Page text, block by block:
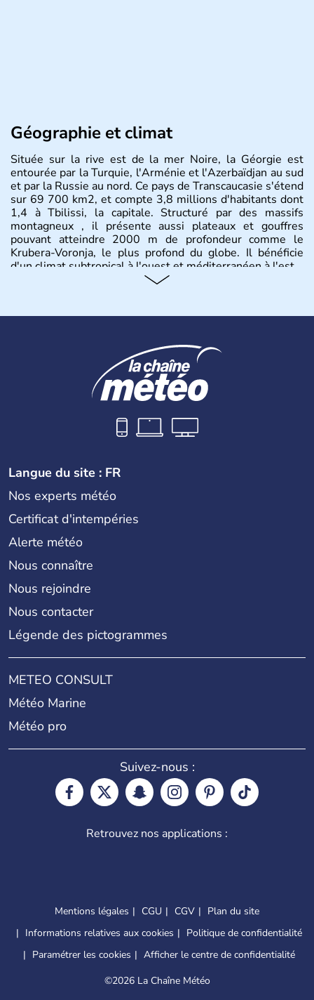
Géographie et climat
Située sur la rive est de la mer Noire, la Géorgie est
entourée par la Turquie, l'Arménie et l'Azerbaïdjan au sud
et par la Russie au nord. Ce pays de Transcaucasie s'étend
sur 69 700 km2, et compte 3,8 millions d'habitants dont
1,4 à Tbilissi, la capitale. Structuré par des massifs
montagneux , il présente aussi plateaux et gouffres
pouvant atteindre 2000 m de profondeur comme le
Krubera-Voronja, le plus profond du globe. Il bénéficie
d'un climat subtropical à l'ouest et méditerranéen à l'est.
Langue du site : FR
Nos experts météo
Certificat d'intempéries
Alerte météo
Nous connaître
Nous rejoindre
Nous contacter
Légende des pictogrammes
METEO CONSULT
Météo Marine
Météo pro
Suivez-nous :
Retrouvez nos applications :
Mentions légales CGU CGV
Plan du site
Informations relatives aux cookies
Politique de confidentialité
Paramétrer les cookies
Afficher le centre de confidentialité
©2026 La Chaîne Météo